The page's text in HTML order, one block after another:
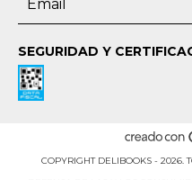
SEGURIDAD Y
COPYRIGHT DELIBOOKS - 2026.